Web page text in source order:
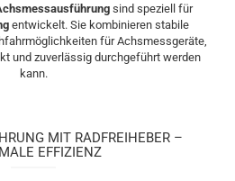
sind speziell für
entwickelt. Sie kombinieren stabile
für Achsmessgeräte,
und zuverlässig durchgeführt werden
kann.
MIT RADFREIHEBER –
EFFIZIENZ